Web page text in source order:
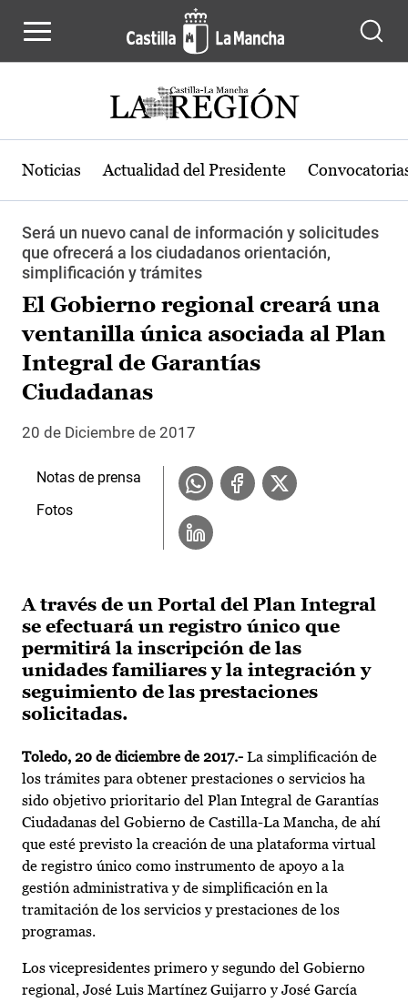
Noticias Actualidad del Presidente
Será un nuevo canal de información y solicitudes
que ofrecerá a los ciudadanos orientación,
simplificación y trámites
El Gobierno regional creará una
ventanilla única asociada al Plan
Integral de Garantías
Ciudadanas
20 de Diciembre de 2017
A través de un Portal del Plan Integral
se efectuará un registro único que
permitirá la inscripción de las
unidades familiares y la integración y
seguimiento de las prestaciones
solicitadas.
Toledo, 20 de diciembre de 2017.- La simplificación de
los trámites para obtener prestaciones o servicios ha
sido objetivo prioritario del Plan Integral de Garantías
Ciudadanas del Gobierno de Castilla-La Mancha, de ahí
que esté previsto la creación de una plataforma virtual
de registro único como instrumento de apoyo a la
gestión administrativa y de simplificación en la
tramitación de los servicios y prestaciones de los
programas.
Los vicepresidentes primero y segundo del Gobierno
regional, José Luis Martínez Guijarro y José García
Notas de prensa
Fotos